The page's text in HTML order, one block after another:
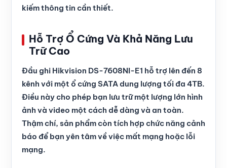
kiếm thông tin cần thiết.
Hỗ Trợ Ổ Cứng Và Khả Năng Lưu
Trữ Cao
Đầu ghi Hikvision DS-7608NI-E1 hỗ trợ lên đến 8
kênh với một ổ cứng SATA dung lượng tối đa 4TB.
Điều này cho phép bạn lưu trữ một lượng lớn hình
ảnh và video một cách dễ dàng và an toàn.
Thậm chí, sản phẩm còn tích hợp chức năng cảnh
báo để bạn yên tâm về việc mất mạng hoặc lỗi
mạng.